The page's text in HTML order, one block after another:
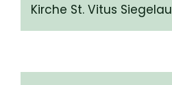
Kirche St. Vitus Siegelau